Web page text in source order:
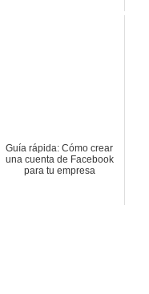
Guía rápida: Cómo crear
una cuenta de Facebook
para tu empresa